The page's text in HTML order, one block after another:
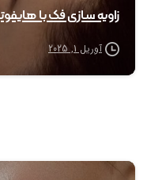
زاویه سازی فک با
آوریل 1, 2025